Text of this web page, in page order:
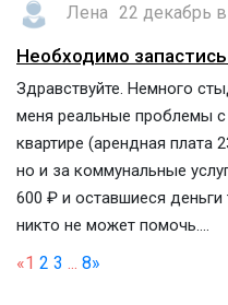
Лена 22 декабрь
Необходимо
Здравствуйте. Немного
меня реальные проблемы
квартире (арендная плата
но и за коммунальные
600 ₽ и оставшиеся
никто не может помочь....
«1 2 3 8»